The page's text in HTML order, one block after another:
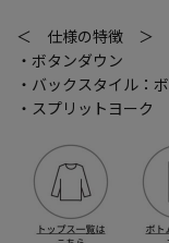
＜ 仕様の特徴 ＞
・ボタンダウン
・バックスタイル：
・スプリットヨーク